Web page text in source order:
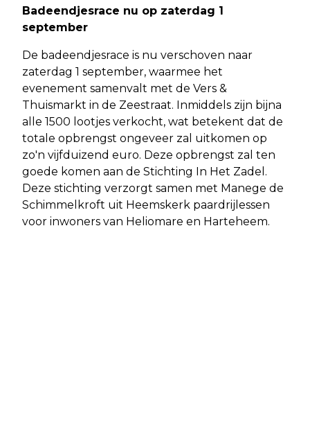
Badeendjesrace nu op zaterdag 1
september
De badeendjesrace is nu verschoven naar
zaterdag 1 september, waarmee het
evenement samenvalt met de Vers &
Thuismarkt in de Zeestraat. Inmiddels zijn bijna
alle 1500 lootjes verkocht, wat betekent dat de
totale opbrengst ongeveer zal uitkomen op
zo'n vijfduizend euro. Deze opbrengst zal ten
goede komen aan de Stichting In Het Zadel.
Deze stichting verzorgt samen met Manege de
Schimmelkroft uit Heemskerk paardrijlessen
voor inwoners van Heliomare en Harteheem.